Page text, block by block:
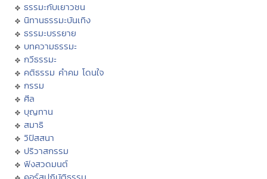
ธรรมะกับเยาวชน
นิทานธรรมะบันเทิง
ธรรมะบรรยาย
บทความธรรมะ
กวีธรรมะ
คติธรรม คำคม โดนใจ
กรรม
ศีล
บุญทาน
สมาธิ
วิปัสสนา
ปริวาสกรรม
ฟังสวดมนต์